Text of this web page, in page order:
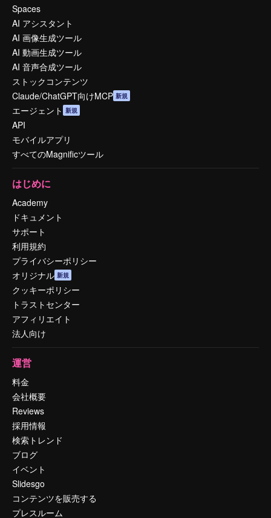
Spaces
AI アシスタント
AI 画像生成ツール
AI 動画生成ツール
AI 音声合成ツール
ストックコンテンツ
Claude/ChatGPT向けMCP 新規
エージェント 新規
API
モバイルアプリ
すべてのMagnificツール
はじめに
Academy
ドキュメント
サポート
利用規約
プライバシーポリシー
オリジナル 新規
クッキーポリシー
トラストセンター
アフィリエイト
法人向け
運営
料金
会社概要
Reviews
採用情報
検索トレンド
ブログ
イベント
Slidesgo
コンテンツを販売する
プレスルーム